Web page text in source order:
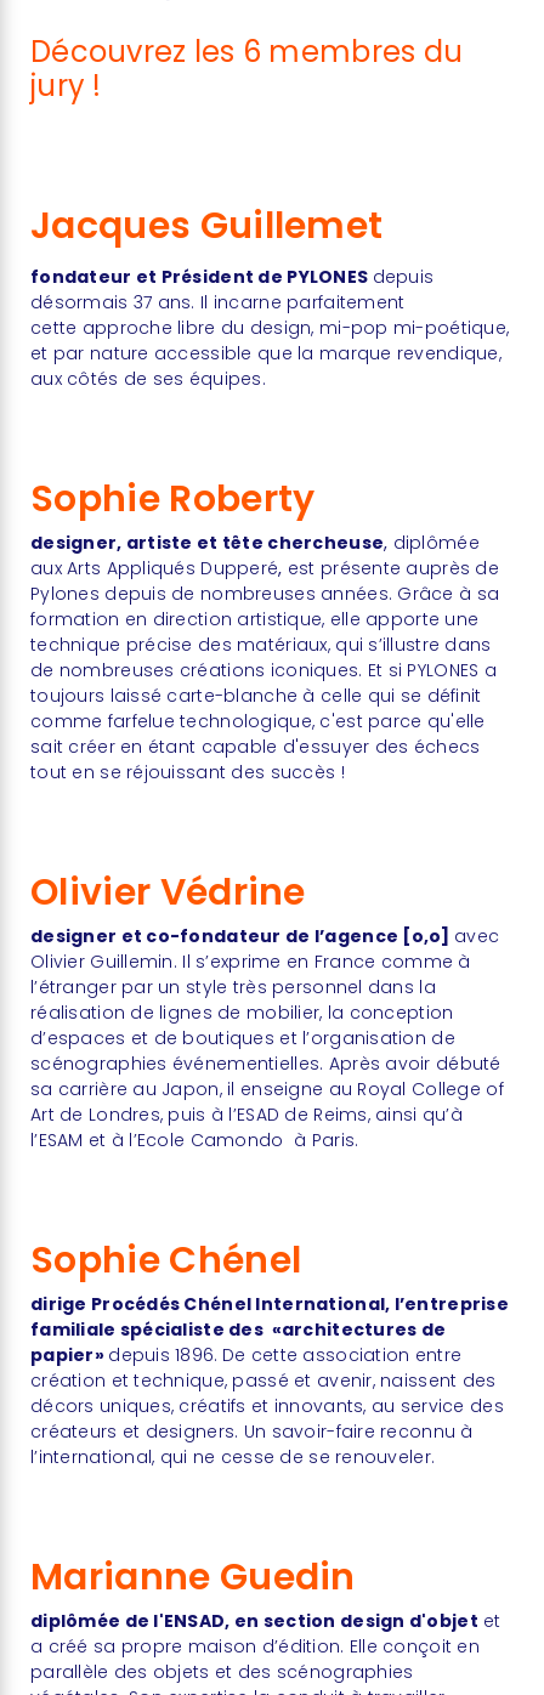
Découvrez les 6 membres du
jury !
Jacques Guillemet
fondateur et Président de PYLONES depuis
désormais 37 ans. Il incarne parfaitement
cette approche libre du design, mi-pop mi-poétique,
et par nature accessible que la marque revendique,
aux côtés de ses équipes.
Sophie Roberty
designer, artiste et tête chercheuse, diplômée
aux Arts Appliqués Dupperé, est présente auprès de
Pylones depuis de nombreuses années. Grâce à sa
formation en direction artistique, elle apporte une
technique précise des matériaux, qui s’illustre dans
de nombreuses créations iconiques. Et si PYLONES a
toujours laissé carte-blanche à celle qui se définit
comme farfelue technologique, c'est parce qu'elle
sait créer en étant capable d'essuyer des échecs
tout en se réjouissant des succès !
Olivier Védrine
designer et co-fondateur de l’agence [o,o] avec
Olivier Guillemin. Il s’exprime en France comme à
l’étranger par un style très personnel dans la
réalisation de lignes de mobilier, la conception
d’espaces et de boutiques et l’organisation de
scénographies événementielles. Après avoir débuté
sa carrière au Japon, il enseigne au Royal College of
Art de Londres, puis à l’ESAD de Reims, ainsi qu’à
l’ESAM et à l’Ecole Camondo à Paris.
Sophie Chénel
dirige Procédés Chénel International, l’entreprise
familiale spécialiste des «architectures de
papier» depuis 1896. De cette association entre
création et technique, passé et avenir, naissent des
décors uniques, créatifs et innovants, au service des
créateurs et designers. Un savoir-faire reconnu à
l’international, qui ne cesse de se renouveler.
Marianne Guedin
diplômée de l'ENSAD, en section design d'objet et
a créé sa propre maison d’édition. Elle conçoit en
parallèle des objets et des scénographies